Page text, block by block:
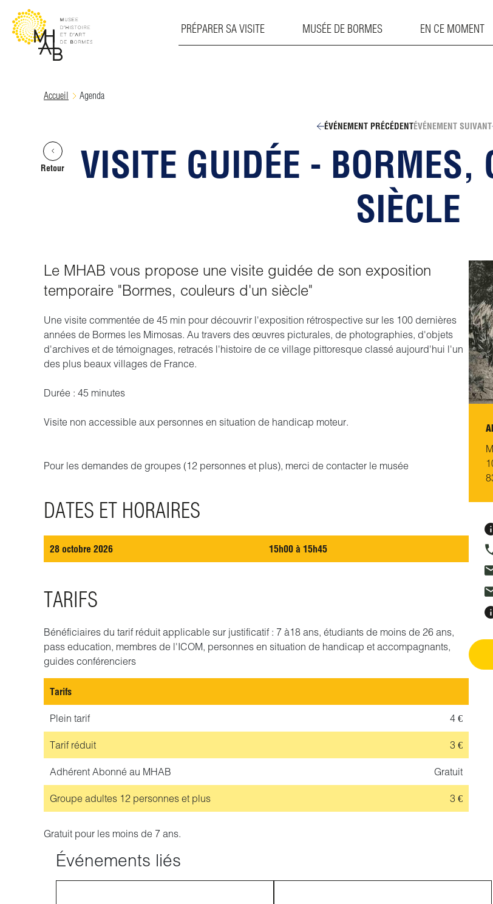
PRÉPARER SA VISITE MUSÉE DE BORMES EN CE MOMENT
Accueil Agenda
Retour
ÉVÉNEMENT PRÉCÉDENTÉVÉNEMENT SUIVANT
VISITE GUIDÉE - BORMES,
SIÈCLE
Le MHAB vous propose une visite guidée de son exposition
temporaire "Bormes, couleurs d'un siècle"
Une visite commentée de 45 min pour découvrir l'exposition rétrospective sur les 100 dernières
années de Bormes les Mimosas. Au travers des œuvres picturales, de photographies, d'objets
d'archives et de témoignages, retracés l'histoire de ce village pittoresque classé aujourd'hui l'un
des plus beaux villages de France.
Durée : 45 minutes
Visite non accessible aux personnes en situation de handicap moteur.
Pour les demandes de groupes (12 personnes et plus), merci de contacter le musée
DATES ET HORAIRES
28 octobre 2026 15h00 à 15h45
TARIFS
Bénéficiaires du tarif réduit applicable sur justificatif : 7 à18 ans, étudiants de moins de 26 ans,
pass education, membres de l'ICOM, personnes en situation de handicap et accompagnants,
guides conférenciers
Tarifs
Plein tarif 4 €
Tarif réduit 3 €
Adhérent Abonné au MHAB Gratuit
Groupe adultes 12 personnes et plus 3 €
Gratuit pour les moins de 7 ans.
Événements liés